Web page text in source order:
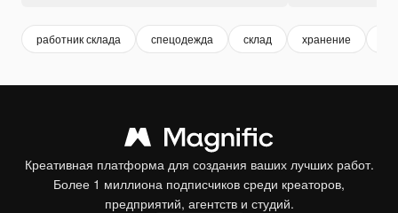
работник склада спецодежда склад хранение
Креативная платформа для создания ваших лучших работ.
Более 1 миллиона подписчиков среди креаторов,
предприятий, агентств и студий.